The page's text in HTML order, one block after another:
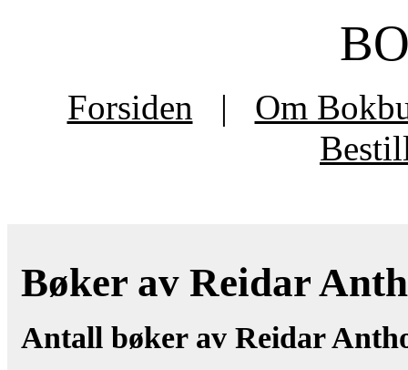
Forsiden |
Om
Bøker av Reidar
Antall bøker av Reidar